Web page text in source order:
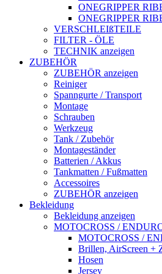
ONEGRIPPER
ONEGRIPPER
VERSCHLEIßTEILE
FILTER - ÖLE
TECHNIK anzeigen
ZUBEHÖR
ZUBEHÖR anzeigen
Reiniger
Spanngurte / Transport
Montage
Schrauben
Werkzeug
Tank / Zubehör
Montageständer
Batterien / Akkus
Tankmatten / Fußmatten
Accessoires
ZUBEHÖR anzeigen
Bekleidung
Bekleidung anzeigen
MOTOCROSS /
MOTOCROSS /
Brillen, AirScreen +
Hosen
Jersey